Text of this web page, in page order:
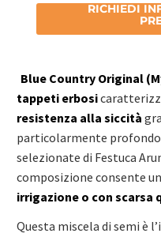
RICHIEDI
Blue Country Original
tappeti erbosi
resistenza alla siccità
particolarmente
selezionate di Festuca
composizione consente
irrigazione o con scarsa
Questa miscela di semi è